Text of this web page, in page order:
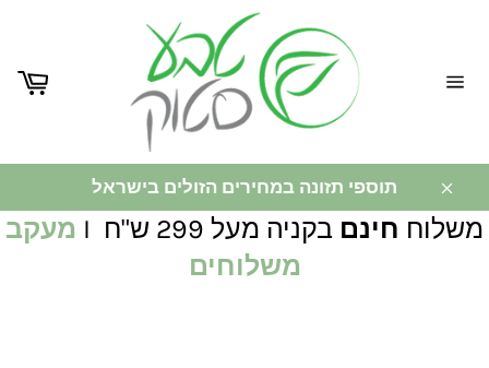
תוספי תזונה במחירים הזולים בישראל
משלוח חינם בקניה מעל 299 ש"ח I
מעקב
משלוחים